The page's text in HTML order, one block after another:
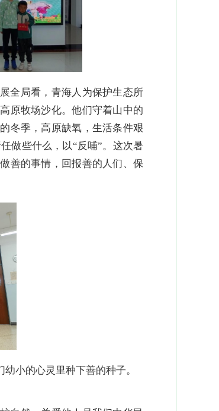
全局看，青海人为保护生态所
原牧场沙化。他们守着山中的
冬季，高原缺氧，生活条件艰
做些什么，以“反哺”。这次暑
善的事情，回报善的人们、保
小的心灵里种下善的种子。